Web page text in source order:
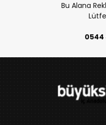
Bu Alana
0544